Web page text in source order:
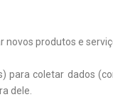
produtos e
para coletar dados
dele.